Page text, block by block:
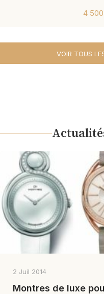
4
VOIR TOUS
2 Juil 2014
Montres de luxe